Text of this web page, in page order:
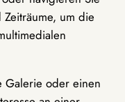
um die
Galerie oder einen